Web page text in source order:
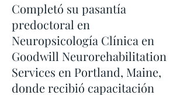
Completó su pasantía
predoctoral en
Neuropsicología Clínica en
Goodwill Neurorehabilitation
Services en Portland, Maine,
donde recibió capacitación